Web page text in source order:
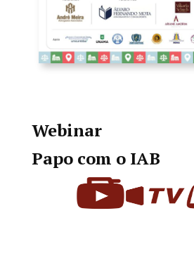
Webinar
Papo com o IAB